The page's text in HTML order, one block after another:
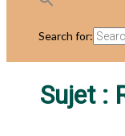
Search for:
Sujet :